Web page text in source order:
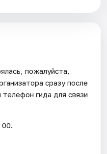
пожалуйста,
сразу после
гида для связи
00.